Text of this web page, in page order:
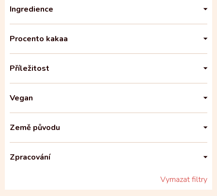
Ingredience
Procento kakaa
Příležitost
Vegan
Země původu
Zpracování
Vymazat filtry